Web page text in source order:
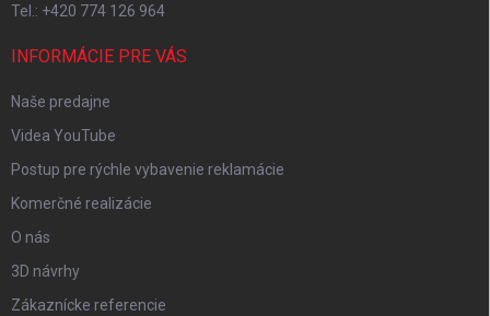
Tel.: +420 774 126 964
INFORMÁCIE PRE VÁS
Naše predajne
Videa YouTube
Postup pre rýchle vybavenie reklamácie
Komerčné realizácie
O nás
3D návrhy
Zákaznícke referencie